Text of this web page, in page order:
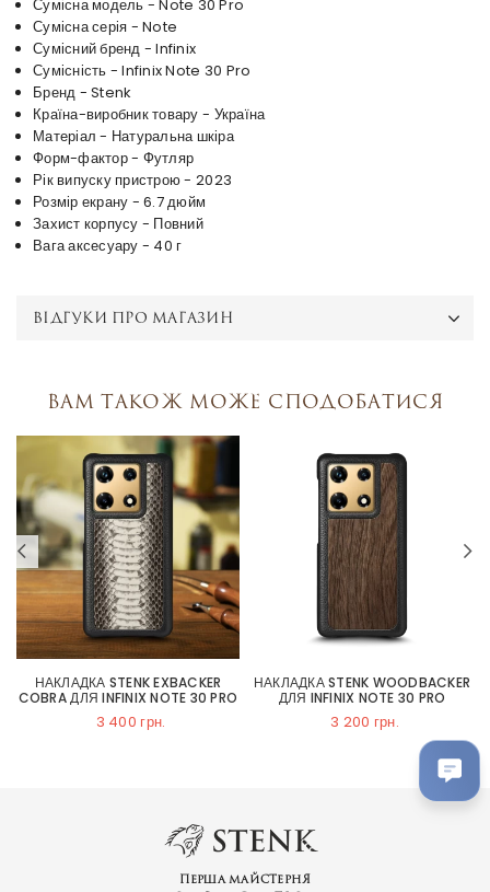
Сумісна модель - Note 30 Pro
Сумісна серія - Note
Сумісний бренд - Infinix
Сумісність - Infinix Note 30 Pro
Бренд - Stenk
Країна-виробник товару - Україна
Матеріал - Натуральна шкіра
Форм-фактор - Футляр
Рік випуску пристрою - 2023
Розмір екрану - 6.7 дюйм
Захист корпусу - Повний
Вага аксесуару - 40 г
ВІДГУКИ ПРО МАГАЗИН
Вам також може сподобатися
НАКЛАДКА STENK EXBACKER
COBRA ДЛЯ INFINIX NOTE 30 PRO
3 400 грн.
НАКЛАДКА STENK WOODBACKER
ДЛЯ INFINIX NOTE 30 PRO
3 200 грн.
Перша майстерня